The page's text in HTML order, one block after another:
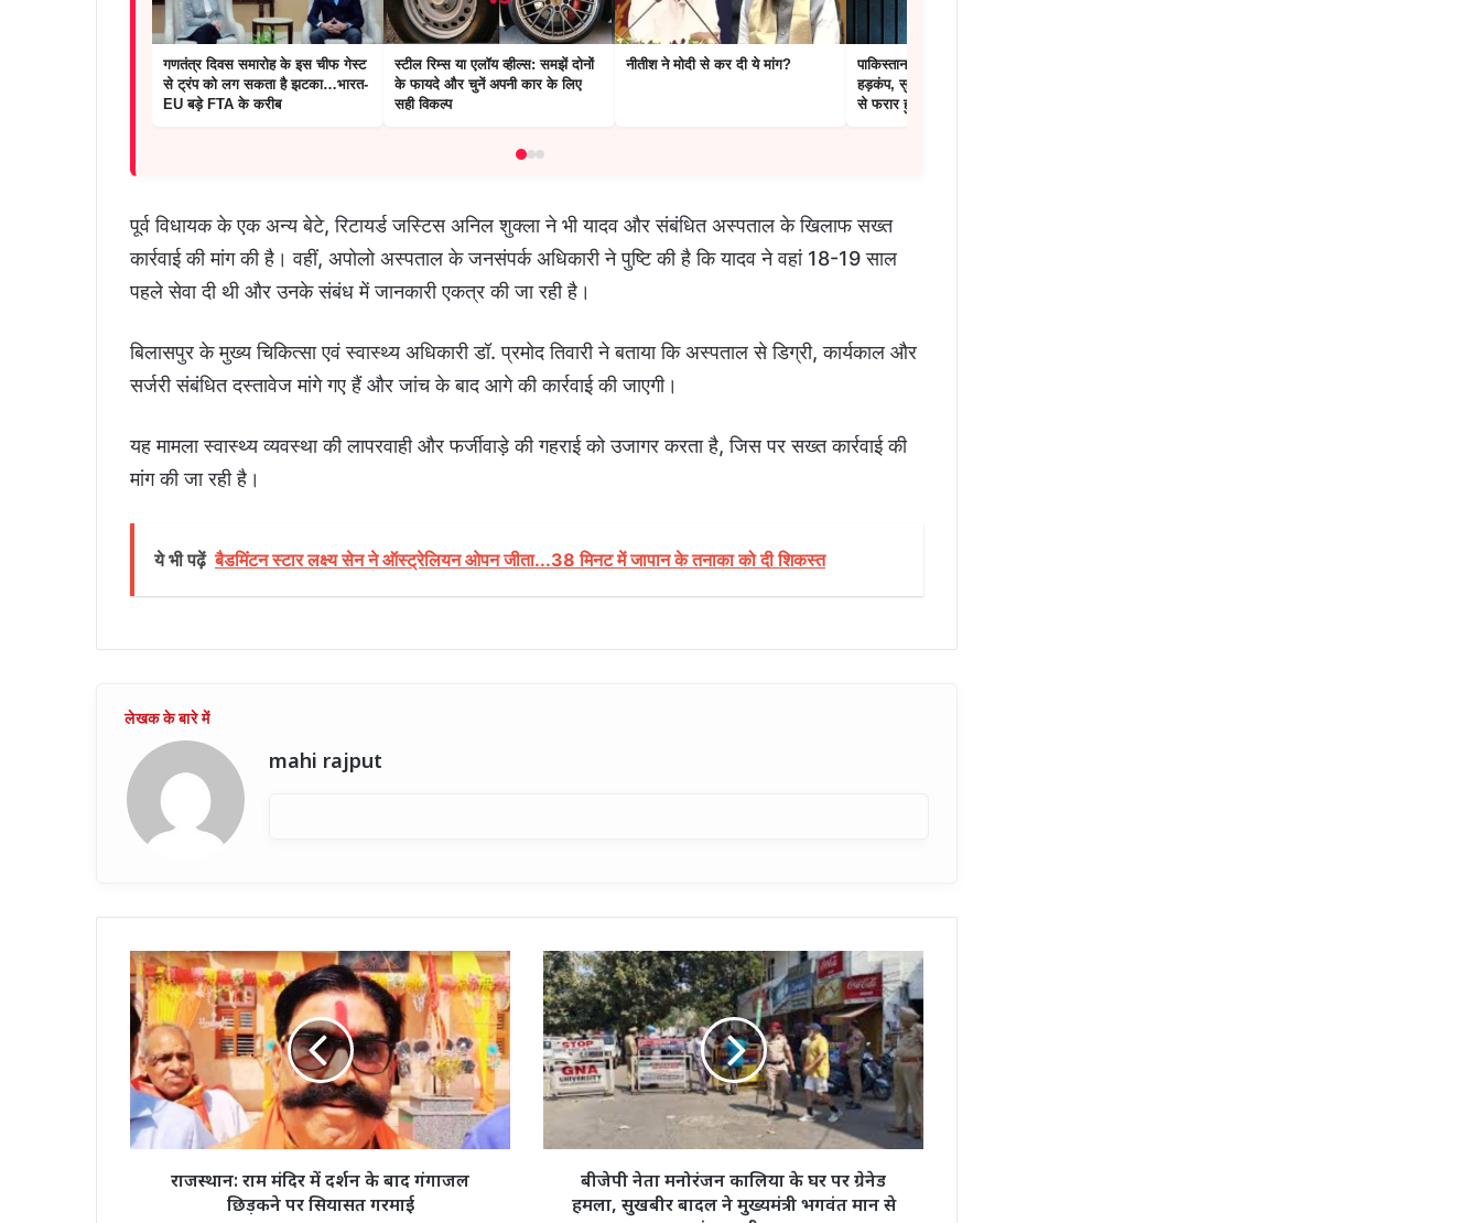
गणतंत्र दिवस समारोह के इस चीफ गेस्ट
से ट्रंप को लग सकता है झटका…भारत-
EU बड़े FTA के करीब
स्टील रिम्स या एलॉय व्हील्स: समझें दोनों
के फायदे और चुनें अपनी कार के लिए
सही विकल्प
नीतीश ने मोदी से कर दी ये मांग?
पाकिस्तान के कराची में भूकंप के बाद
हड़कंप, सुरक्षाकर्मियों के हथियार छीन जेल
से फरार हुए 200 से अधिक कैदी
पूर्व विधायक के एक अन्य बेटे, रिटायर्ड जस्टिस अनिल शुक्ला ने भी यादव और संबंधित अस्पताल के खिलाफ सख्त
कार्रवाई की मांग की है। वहीं, अपोलो अस्पताल के जनसंपर्क अधिकारी ने पुष्टि की है कि यादव ने वहां 18-19 साल
पहले सेवा दी थी और उनके संबंध में जानकारी एकत्र की जा रही है।
बिलासपुर के मुख्य चिकित्सा एवं स्वास्थ्य अधिकारी डॉ. प्रमोद तिवारी ने बताया कि अस्पताल से डिग्री, कार्यकाल और
सर्जरी संबंधित दस्तावेज मांगे गए हैं और जांच के बाद आगे की कार्रवाई की जाएगी।
यह मामला स्वास्थ्य व्यवस्था की लापरवाही और फर्जीवाड़े की गहराई को उजागर करता है, जिस पर सख्त कार्रवाई की
मांग की जा रही है।
ये भी पढ़ें बैडमिंटन स्टार लक्ष्य सेन ने ऑस्ट्रेलियन ओपन जीता...38 मिनट में जापान के तनाका को दी शिकस्त
mahi rajput
राजस्थान:
राम
मंदिर
में
दर्शन
के
बाद
गंगाजल
छिड़कने
राजस्थान: राम मंदिर में दर्शन के बाद गंगाजल
छिड़कने पर सियासत गरमाई
बीजेपी
नेता
मनोरंजन
कालिया
के
घर
पर
हमला,
बीजेपी नेता मनोरंजन कालिया के घर पर ग्रेनेड
हमला, सुखबीर बादल ने मुख्यमंत्री भगवंत मान से